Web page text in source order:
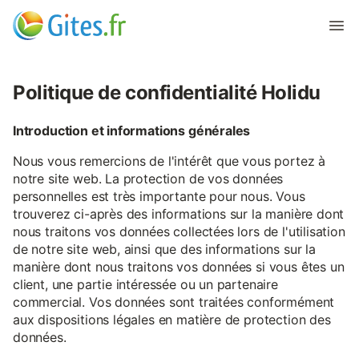
Politique de confidentialité Holidu
Introduction et informations générales
Nous vous remercions de l'intérêt que vous portez à
notre site web. La protection de vos données
personnelles est très importante pour nous. Vous
trouverez ci-après des informations sur la manière dont
nous traitons vos données collectées lors de l'utilisation
de notre site web, ainsi que des informations sur la
manière dont nous traitons vos données si vous êtes un
client, une partie intéressée ou un partenaire
commercial. Vos données sont traitées conformément
aux dispositions légales en matière de protection des
données.